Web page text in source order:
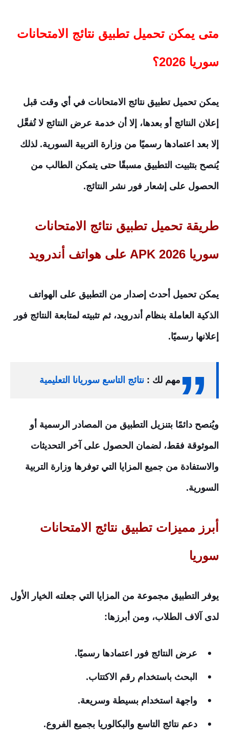
متى يمكن تحميل تطبيق نتائج الامتحانات
سوريا 2026؟
يمكن تحميل تطبيق نتائج الامتحانات في أي وقت قبل
إعلان النتائج أو بعدها، إلا أن خدمة عرض النتائج لا تُفعَّل
إلا بعد اعتمادها رسميًا من وزارة التربية السورية. لذلك
يُنصح بتثبيت التطبيق مسبقًا حتى يتمكن الطالب من
الحصول على إشعار فور نشر النتائج.
طريقة تحميل تطبيق نتائج الامتحانات
سوريا 2026 APK على هواتف أندرويد
يمكن تحميل أحدث إصدار من التطبيق على الهواتف
الذكية العاملة بنظام أندرويد، ثم تثبيته لمتابعة النتائج فور
إعلانها رسميًا.
مهم لك : نتائج التاسع سوريانا التعليمية
ويُنصح دائمًا بتنزيل التطبيق من المصادر الرسمية أو
الموثوقة فقط، لضمان الحصول على آخر التحديثات
والاستفادة من جميع المزايا التي توفرها وزارة التربية
السورية.
أبرز مميزات تطبيق نتائج الامتحانات
سوريا
يوفر التطبيق مجموعة من المزايا التي جعلته الخيار الأول
لدى آلاف الطلاب، ومن أبرزها:
عرض النتائج فور اعتمادها رسميًا.
البحث باستخدام رقم الاكتتاب.
واجهة استخدام بسيطة وسريعة.
دعم نتائج التاسع والبكالوريا بجميع الفروع.